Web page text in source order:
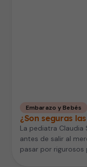
Embarazo y Bebés
¿Son seguras
La pediatra Claudia
antes de salir al
pasar por rigurosos